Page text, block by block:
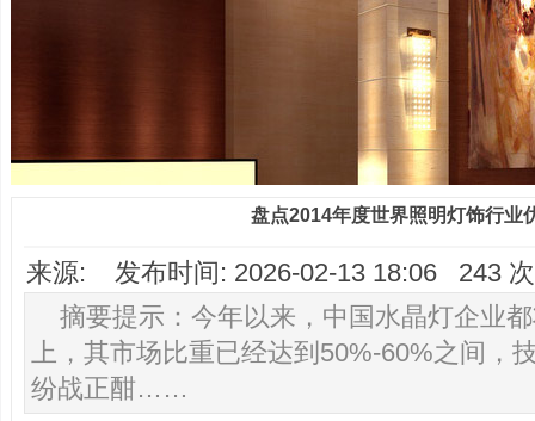
盘点2014年度世界照明灯饰行业
来源: 发布时间: 2026-02-13 18:06 243
摘要提示：今年以来，中国水晶灯企业
上，其市场比重已经达到50%-60%之间，
纷战正酣……